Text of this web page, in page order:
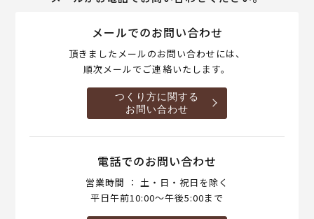
メールでのお問い合わせ
頂きましたメールのお問い合わせには、
順次メールでご連絡いたします。
つくり方に関する
お問い合わせ
電話でのお問い合わせ
営業時間 ： 土・日・祝日を除く
平日午前10:00～午後5:00まで